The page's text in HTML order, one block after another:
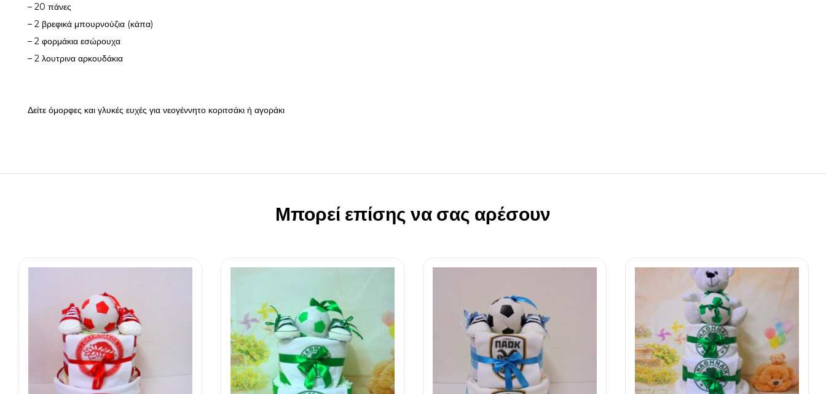
– 20 πάνες
– 2 βρεφικά μπουρνούζια (κάπα)
– 2 φορμάκια εσώρουχα
– 2 λουτρινα αρκουδάκια
Δείτε όμορφες και γλυκές ευχές για νεογέννητο κοριτσάκι ή αγοράκι
Μπορεί επίσης να σας αρέσουν